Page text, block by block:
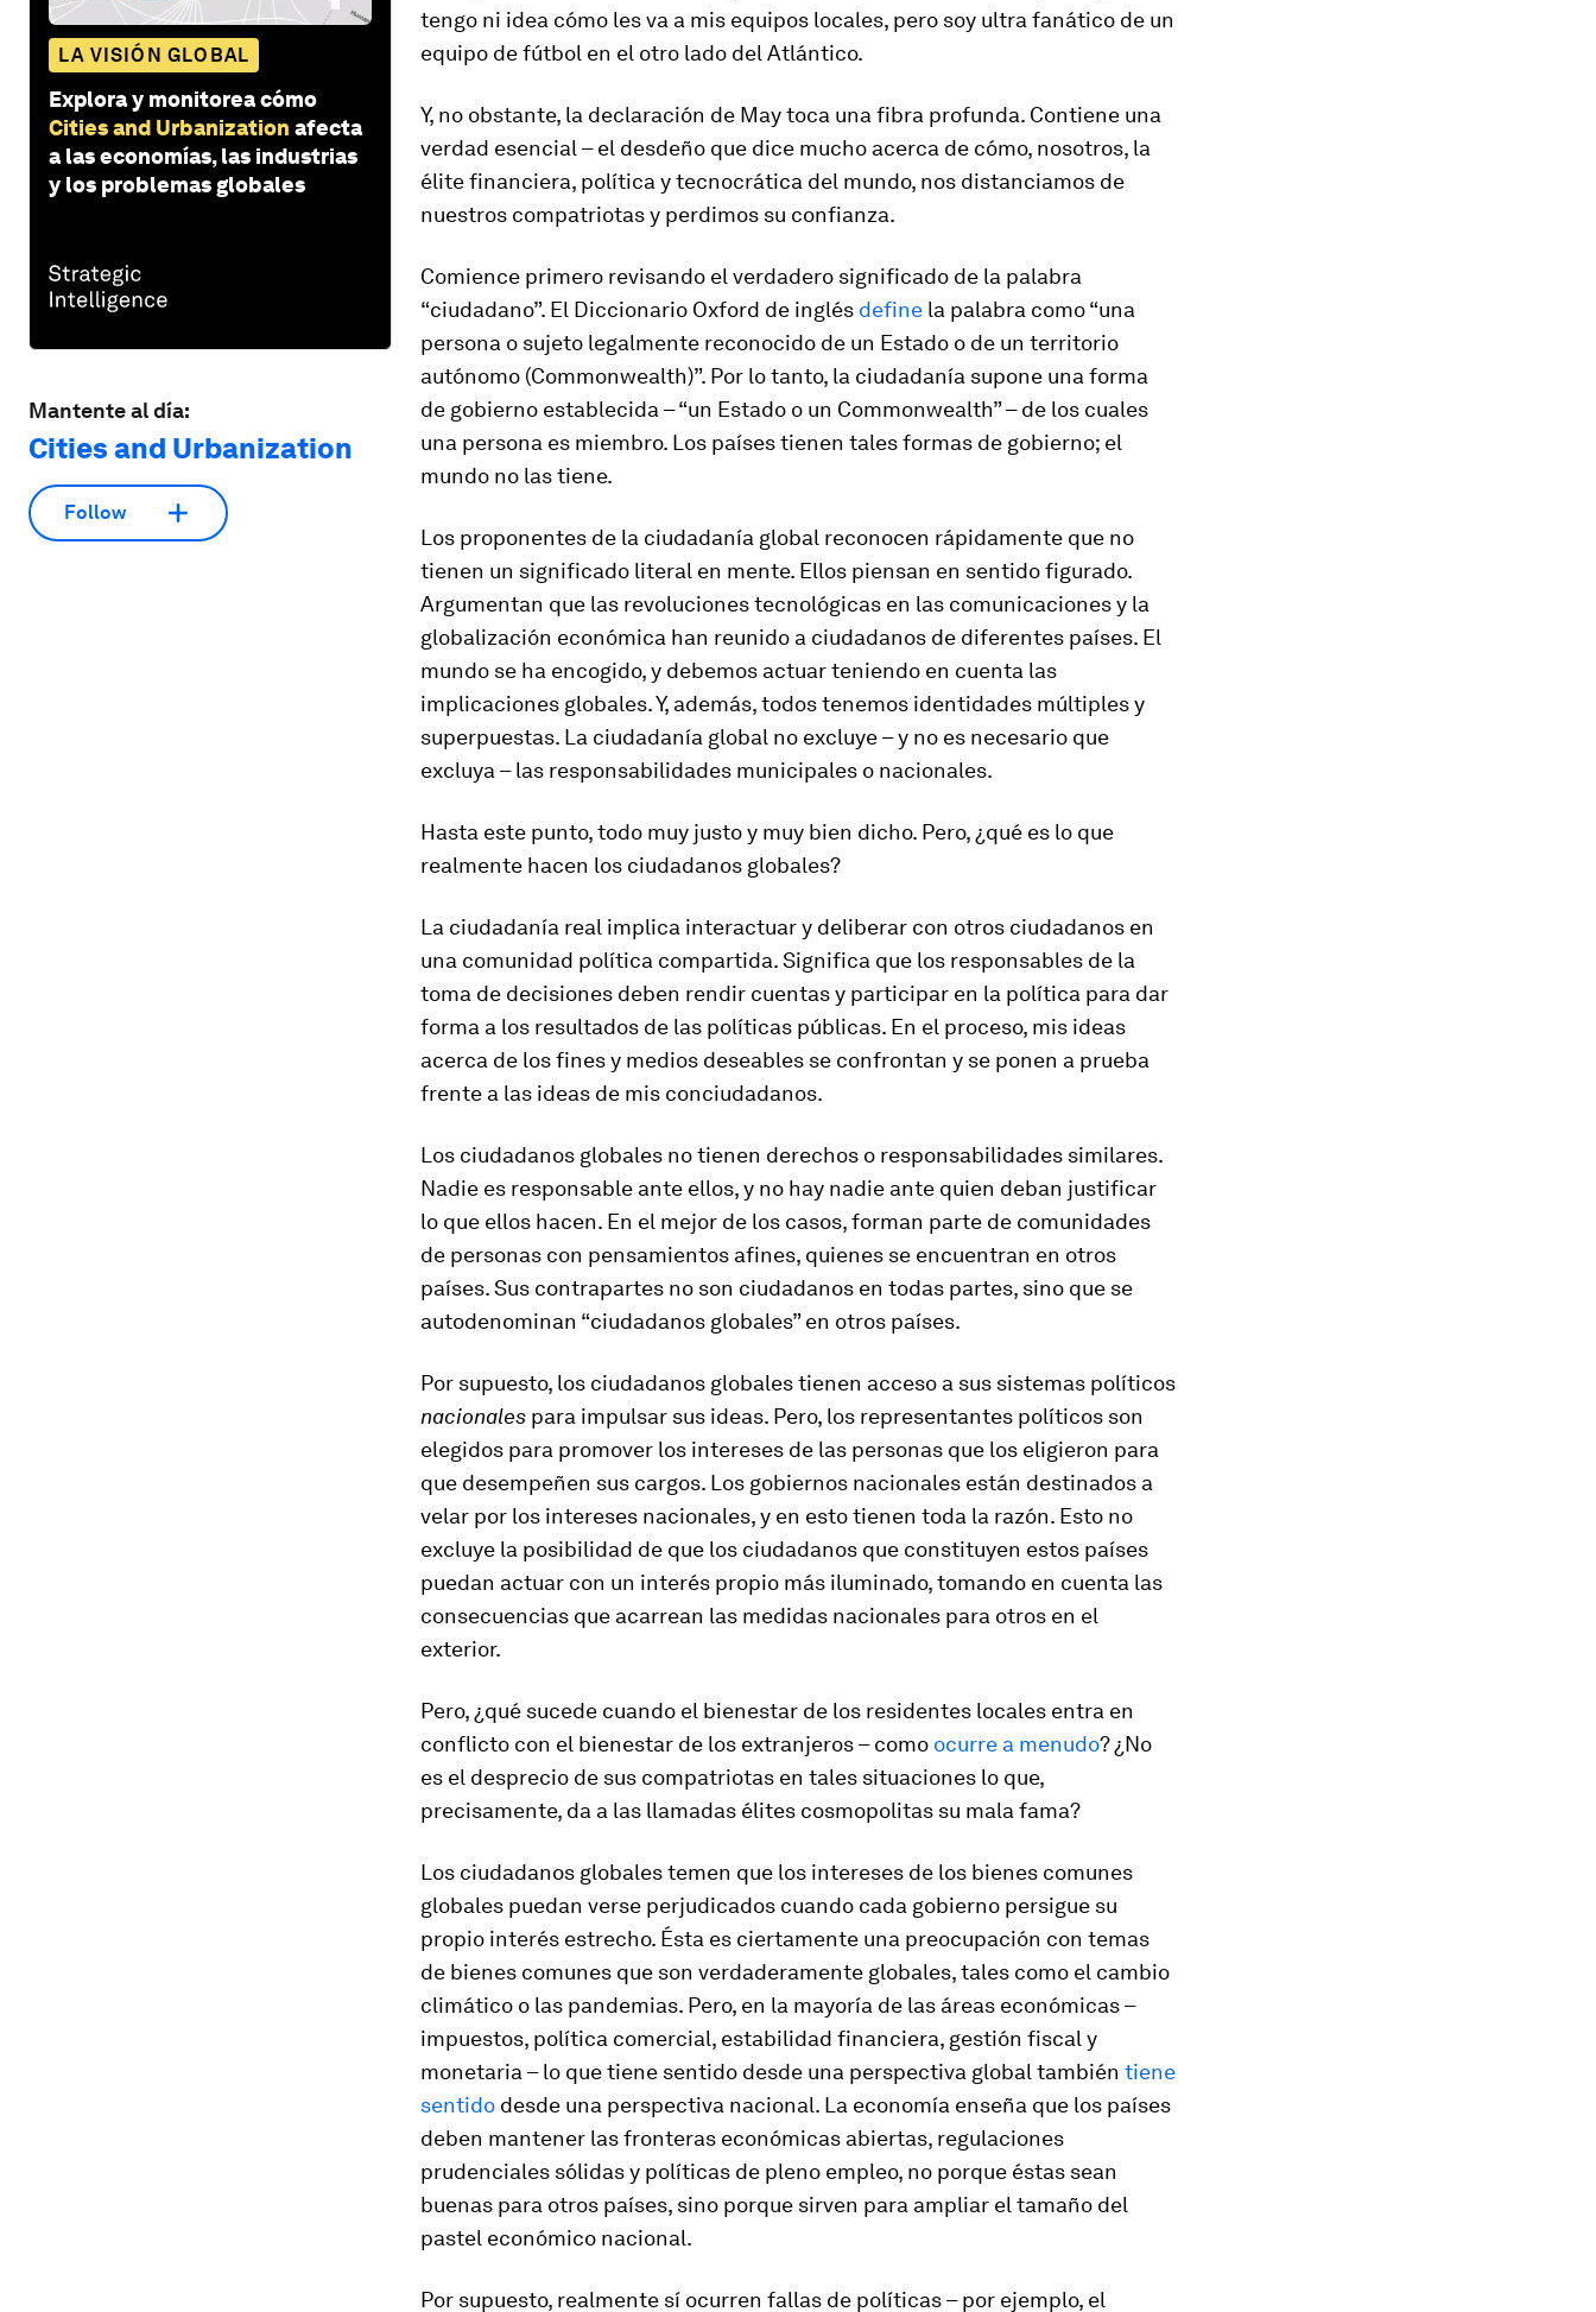
LA VISIÓN GLOBAL
Explora y monitorea cómo
Cities and Urbanization afecta
a las economías, las industrias
y los problemas globales
Mantente al día:
Cities and Urbanization
Follow
tengo ni idea cómo les va a mis equipos locales, pero soy ultra fanático de un
equipo de fútbol en el otro lado del Atlántico.
Y, no obstante, la declaración de May toca una fibra profunda. Contiene una
verdad esencial – el desdeño que dice mucho acerca de cómo, nosotros, la
élite financiera, política y tecnocrática del mundo, nos distanciamos de
nuestros compatriotas y perdimos su confianza.
Comience primero revisando el verdadero significado de la palabra
“ciudadano”. El Diccionario Oxford de inglés define la palabra como “una
persona o sujeto legalmente reconocido de un Estado o de un territorio
autónomo (Commonwealth)”. Por lo tanto, la ciudadanía supone una forma
de gobierno establecida – “un Estado o un Commonwealth” – de los cuales
una persona es miembro. Los países tienen tales formas de gobierno; el
mundo no las tiene.
Los proponentes de la ciudadanía global reconocen rápidamente que no
tienen un significado literal en mente. Ellos piensan en sentido figurado.
Argumentan que las revoluciones tecnológicas en las comunicaciones y la
globalización económica han reunido a ciudadanos de diferentes países. El
mundo se ha encogido, y debemos actuar teniendo en cuenta las
implicaciones globales. Y, además, todos tenemos identidades múltiples y
superpuestas. La ciudadanía global no excluye – y no es necesario que
excluya – las responsabilidades municipales o nacionales.
Hasta este punto, todo muy justo y muy bien dicho. Pero, ¿qué es lo que
realmente hacen los ciudadanos globales?
La ciudadanía real implica interactuar y deliberar con otros ciudadanos en
una comunidad política compartida. Significa que los responsables de la
toma de decisiones deben rendir cuentas y participar en la política para dar
forma a los resultados de las políticas públicas. En el proceso, mis ideas
acerca de los fines y medios deseables se confrontan y se ponen a prueba
frente a las ideas de mis conciudadanos.
Los ciudadanos globales no tienen derechos o responsabilidades similares.
Nadie es responsable ante ellos, y no hay nadie ante quien deban justificar
lo que ellos hacen. En el mejor de los casos, forman parte de comunidades
de personas con pensamientos afines, quienes se encuentran en otros
países. Sus contrapartes no son ciudadanos en todas partes, sino que se
autodenominan “ciudadanos globales” en otros países.
Por supuesto, los ciudadanos globales tienen acceso a sus sistemas políticos
nacionales para impulsar sus ideas. Pero, los representantes políticos son
elegidos para promover los intereses de las personas que los eligieron para
que desempeñen sus cargos. Los gobiernos nacionales están destinados a
velar por los intereses nacionales, y en esto tienen toda la razón. Esto no
excluye la posibilidad de que los ciudadanos que constituyen estos países
puedan actuar con un interés propio más iluminado, tomando en cuenta las
consecuencias que acarrean las medidas nacionales para otros en el
exterior.
Pero, ¿qué sucede cuando el bienestar de los residentes locales entra en
conflicto con el bienestar de los extranjeros – como ocurre a menudo? ¿No
es el desprecio de sus compatriotas en tales situaciones lo que,
precisamente, da a las llamadas élites cosmopolitas su mala fama?
Los ciudadanos globales temen que los intereses de los bienes comunes
globales puedan verse perjudicados cuando cada gobierno persigue su
propio interés estrecho. Ésta es ciertamente una preocupación con temas
de bienes comunes que son verdaderamente globales, tales como el cambio
climático o las pandemias. Pero, en la mayoría de las áreas económicas –
impuestos, política comercial, estabilidad financiera, gestión fiscal y
monetaria – lo que tiene sentido desde una perspectiva global también tiene
sentido desde una perspectiva nacional. La economía enseña que los países
deben mantener las fronteras económicas abiertas, regulaciones
prudenciales sólidas y políticas de pleno empleo, no porque éstas sean
buenas para otros países, sino porque sirven para ampliar el tamaño del
pastel económico nacional.
Por supuesto, realmente sí ocurren fallas de políticas – por ejemplo, el